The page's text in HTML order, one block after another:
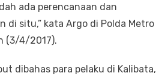
ada perencanaan dan
di situ,” kata Argo di Polda Metro
(3/4/2017).
dibahas para pelaku di Kalibata,